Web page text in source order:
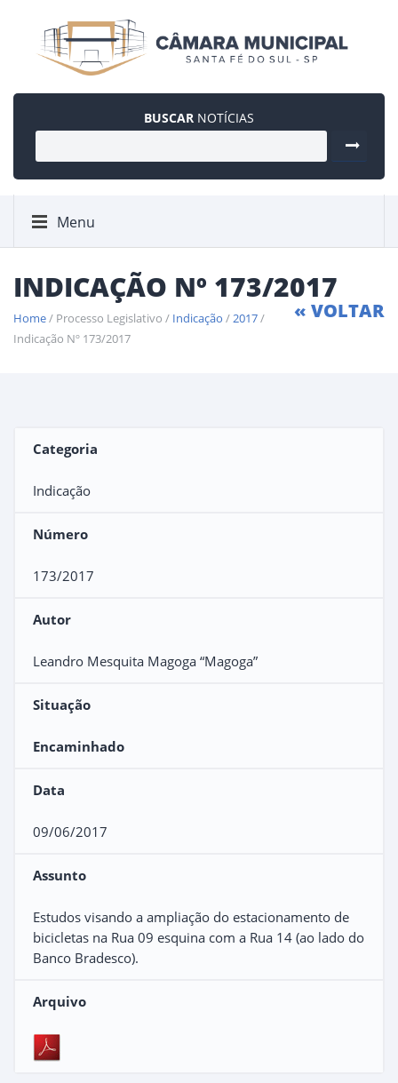
BUSCAR NOTÍCIAS
Menu
INDICAÇÃO Nº 173/2017
« VOLTAR
Home/ Processo Legislativo / Indicação /2017/
Indicação Nº 173/2017
Categoria
Indicação
Número
173/2017
Autor
Leandro Mesquita Magoga “Magoga”
Situação
Encaminhado
Data
09/06/2017
Assunto
Estudos visando a ampliação do estacionamento de
bicicletas na Rua 09 esquina com a Rua 14 (ao lado do
Banco Bradesco).
Arquivo